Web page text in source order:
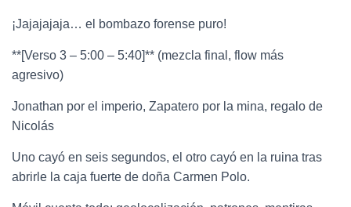
¡Jajajajaja… el bombazo forense puro!
**[Verso 3 – 5:00 – 5:40]** (mezcla final, flow más
agresivo)
Jonathan por el imperio, Zapatero por la mina, regalo de
Nicolás
Uno cayó en seis segundos, el otro cayó en la ruina tras
abrirle la caja fuerte de doña Carmen Polo.